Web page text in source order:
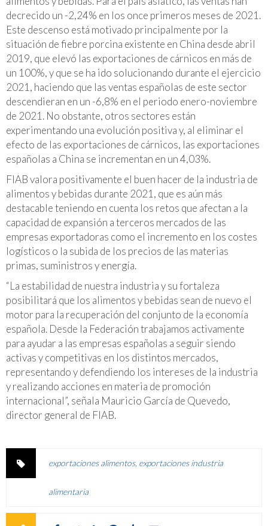
decrecido un -2,24% en los once primeros meses de 2021.
Este descenso está motivado principalmente por la
situación de fiebre porcina existente en China desde abril
2019, que elevó las exportaciones de cárnicos en más de
un 100%, y que se ha ido solucionando durante el ejercicio
2021, haciendo que las ventas españolas de este sector
descendieran en un -6,8% en el periodo enero-noviembre
de 2021. No obstante, otros sectores están
experimentando una evolución positiva y, al eliminar el
efecto de las exportaciones de cárnicos, las exportaciones
españolas a China se incrementan en un 4,03%.
FIAB valora positivamente el buen hacer de la industria de
alimentos y bebidas durante 2021, que es aún más
destacable teniendo en cuenta los retos que afectan a la
capacidad de expansión a terceros mercados de las
empresas exportadoras como el incremento en los costes
logísticos o la subida de los precios de las materias
primas, suministros y energía.
“La estabilidad de nuestra industria y su fortaleza
posibilitará que los alimentos y bebidas sean de nuevo el
motor para la recuperación del conjunto de la economía
española. Desde la Federación trabajamos activamente
para ayudar a las empresas españolas a seguir siendo
activas y competitivas en los distintos mercados,
representando y defendiendo los intereses de la industria
y realizando acciones en materia de promoción
internacional”, señala Mauricio García de Quevedo,
director general de FIAB.
exportaciones alimentos, exportaciones industria
alimentaria